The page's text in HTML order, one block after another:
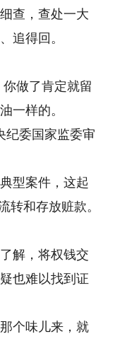
查，查处一大
追得回。
做了肯定就留
一样的。
委国家监委审
型案件，这起
转和存放赃款。
解，将权钱交
也难以找到证
个味儿来，就